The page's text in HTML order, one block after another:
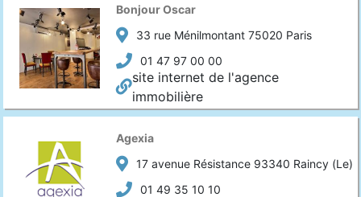
Bonjour Oscar
33 rue Ménilmontant 75020 Paris
01 47 97 00 00
site internet de l'agence
immobilière
Agexia
17 avenue Résistance 93340 Raincy (Le)
01 49 35 10 10